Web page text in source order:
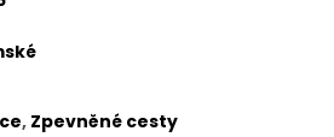
, Zpevněné cesty